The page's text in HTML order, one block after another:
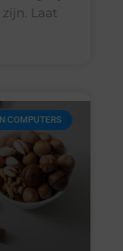
Laat
COMPUTERS